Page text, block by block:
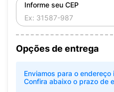
Informe seu CEP
Opções de entrega
Enviamos para o endereço
Confira abaixo o prazo de